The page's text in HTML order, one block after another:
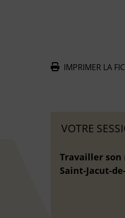
IMPRIMER LA
VOTRE
Travailler son
Saint-Jacut-